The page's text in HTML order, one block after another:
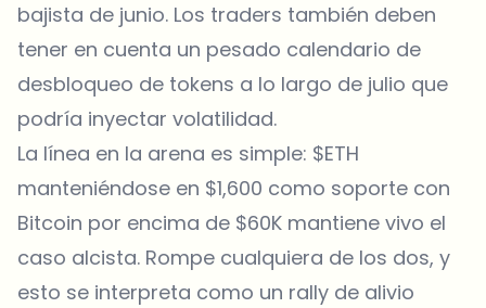
bajista de junio. Los traders también deben
tener en cuenta un pesado calendario de
desbloqueo de tokens a lo largo de julio que
podría inyectar volatilidad.
La línea en la arena es simple: $ETH
manteniéndose en $1,600 como soporte con
Bitcoin por encima de $60K mantiene vivo el
caso alcista. Rompe cualquiera de los dos, y
esto se interpreta como un rally de alivio